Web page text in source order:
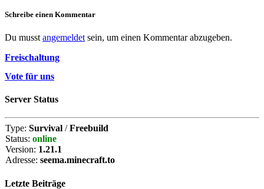
Schreibe einen Kommentar
Du musst angemeldet sein, um einen Kommentar abzugeben.
Freischaltung
Vote für uns
Server Status
Type: Survival /Freebuild
Status: online
Version: 1.21.1
Adresse: seema.minecraft.to
Letzte Beiträge